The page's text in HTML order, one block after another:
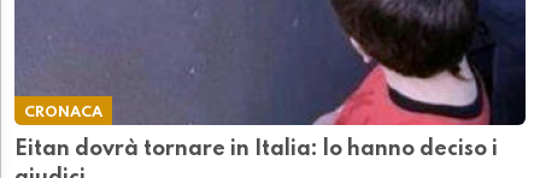
CRONACA
Eitan dovrà tornare in Italia: lo hanno deciso i